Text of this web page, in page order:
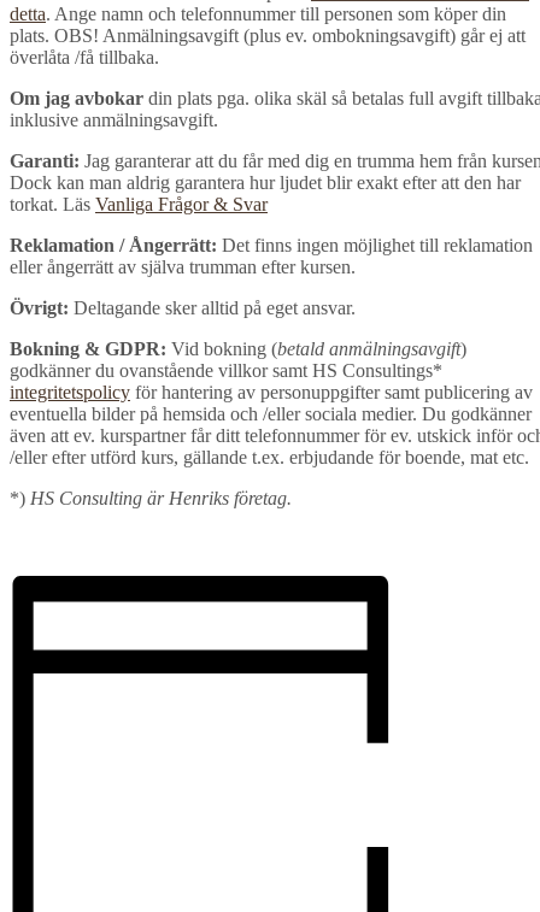
detta. Ange namn och telefonnummer till personen som köper din
plats. OBS! Anmälningsavgift (plus ev. ombokningsavgift) går ej att
överlåta /få tillbaka.
Om jag avbokar din plats pga. olika skäl så betalas full avgift
inklusive anmälningsavgift.
Garanti: Jag garanterar att du får med dig en trumma hem från
Dock kan man aldrig garantera hur ljudet blir exakt efter att den har
torkat. Läs Vanliga Frågor & Svar
Reklamation / Ångerrätt: Det finns ingen möjlighet till reklamation
eller ångerrätt av själva trumman efter kursen.
Övrigt: Deltagande sker alltid på eget ansvar.
Bokning & GDPR: Vid bokning (betald anmälningsavgift)
godkänner du ovanstående villkor samt HS Consultings*
integritetspolicy för hantering av personuppgifter samt publicering av
eventuella bilder på hemsida och /eller sociala medier. Du godkänner
även att ev. kurspartner får ditt telefonnummer för ev. utskick inför
/eller efter utförd kurs, gällande t.ex. erbjudande för boende, mat etc.
*) HS Consulting är Henriks företag.